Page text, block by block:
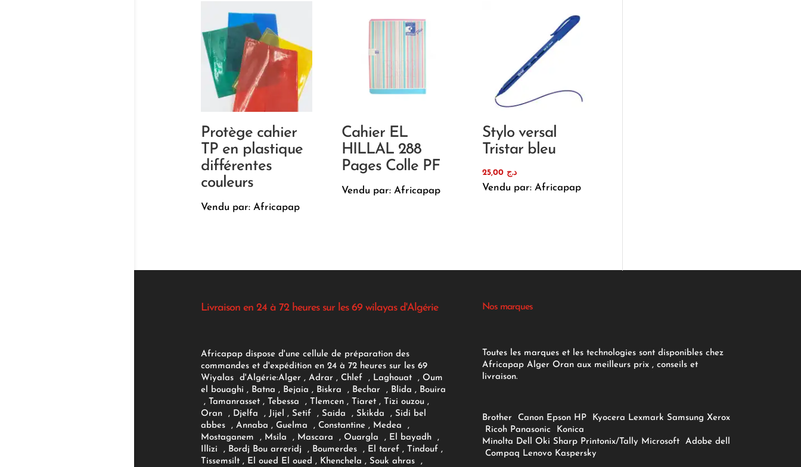
Protège cahier
TP en plastique
différentes
couleurs
Vendu par: Africapap
Cahier EL
HILLAL 288
Pages Colle PF
Vendu par: Africapap
Stylo versal
Tristar bleu
د.ج
Vendu par: Africapap
Livraison en 24 à 72 heures sur les 69 wilayas d'Algérie
Africapap dispose d'une cellule de préparation des
commandes et d'expédition en 24 à 72 heures sur les 69
Wiyalas d'Algérie:Alger , Adrar, Chlef , Laghouat , Oum
el bouaghi , Batna , Bejaia , Biskra , Bechar , Blida , Bouira
, Tamanrasset , Tebessa , Tlemcen , Tiaret , Tizi ouzou ,
Oran , Djelfa , Jijel , Setif , Saida , Skikda , Sidi bel
abbes , Annaba , Guelma , Constantine , Medea ,
Mostaganem , Msila , Mascara , Ouargla , El bayadh ,
Illizi , Bordj Bou arreridj , Boumerdes , El taref , Tindouf ,
Tissemsilt , El oued El oued , Khenchela , Souk ahras ,
Nos marques
Toutes les marques et les technologies sont disponibles chez
Africapap Alger Oran aux meilleurs prix , conseils et
livraison.
Brother Canon Epson HP Kyocera Lexmark Samsung Xerox
Ricoh Panasonic
Konica
Minolta Dell Oki Sharp Printonix/Tally Microsoft Adobe dell
Compaq Lenovo Kaspersky